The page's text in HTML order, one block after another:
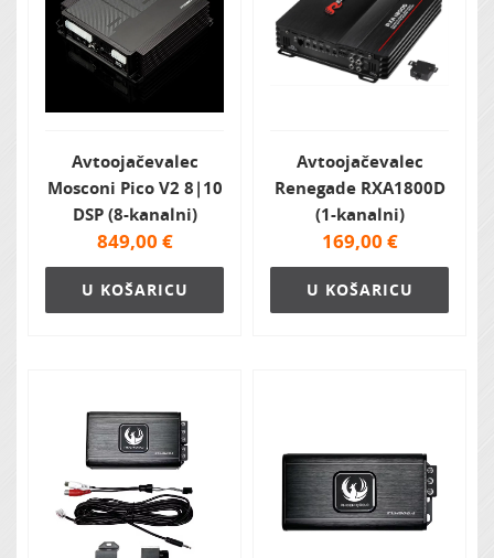
Avtoojačevalec
Mosconi Pico V2 8|10
DSP (8-kanalni)
849,00 €
U KOŠARICU
Avtoojačevalec
Renegade RXA1800D
(1-kanalni)
169,00 €
U KOŠARICU